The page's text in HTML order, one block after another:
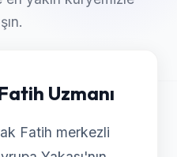
Uzmanı
Fatih merkezli